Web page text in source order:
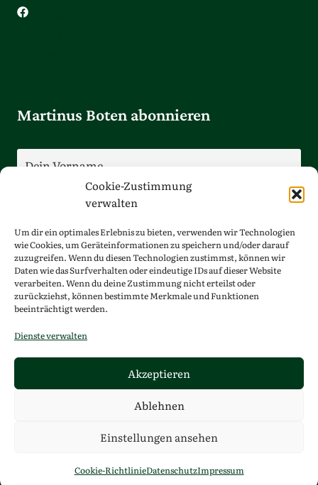
Cookie-Zustimmung
verwalten
Um dir ein optimales Erlebnis zu bieten, verwenden wir Technologien
wie Cookies, um Geräteinformationen zu speichern und/oder darauf
zuzugreifen. Wenn du diesen Technologien zustimmst, können wir
Daten wie das Surfverhalten oder eindeutige IDs auf dieser Website
verarbeiten. Wenn du deine Zustimmung nicht erteilst oder
zurückziehst, können bestimmte Merkmale und Funktionen
beeinträchtigt werden.
Dienste verwalten
Akzeptieren
Ablehnen
Einstellungen ansehen
Cookie-RichtlinieDatenschutzImpressum
Martinus Boten abonnieren
Ich bin mit der Speicherung meiner Daten
einverstanden.
© 2026 Allgemeiner Schützenverein St. Martinus
Datenschutz